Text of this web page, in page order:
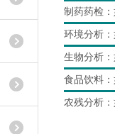
制药药检
环境分析
生物分析
食品饮料
农残分析